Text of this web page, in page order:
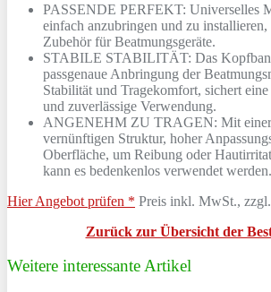
PASSENDE PERFEKT: Universelles
einfach anzubringen und zu
Zubehör für Beatmungsgeräte.
STABILE STABILITÄT: Das
passgenaue Anbringung der
Stabilität und Tragekomfort, sichert
und zuverlässige Verwendung.
ANGENEHM ZU TRAGEN: Mit einer
vernünftigen Struktur, hoher
Oberfläche, um Reibung oder
kann es bedenkenlos verwendet werden.
Hier Angebot prüfen * Preis inkl. MwSt.,
Zurück zur Übersicht der
Weitere interessante Artikel